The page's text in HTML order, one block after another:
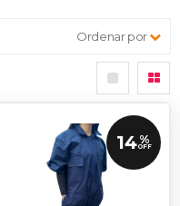
Ordenar por
14 %
OFF